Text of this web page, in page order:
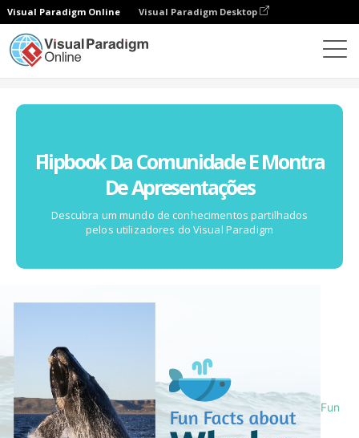
Visual Paradigm Online Visual Paradigm Desktop
Flipbook Da Comunidade E Montra
De Apresentações
Descubra um mundo de conhecimentos partilhados
pelos utilizadores do Visual Paradigm
Fun